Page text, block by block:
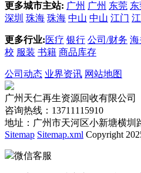
更多城市主站: 广州 广州 东莞
深圳 珠海 珠海 中山 中山 江门
更多行业:医疗 银行 公司/财务 海
校 服装 书籍 商品库存
公司动态 业界资讯 网站地图
广州天仁再生资源回收有限公司
咨询热线：13711115910
地址：广州市天河区小新塘横圳
Sitemap Sitemap.xml Copyright
微信客服